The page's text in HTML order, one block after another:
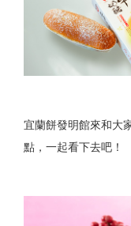
宜蘭餅發明館來和大
點，一起看下去吧！